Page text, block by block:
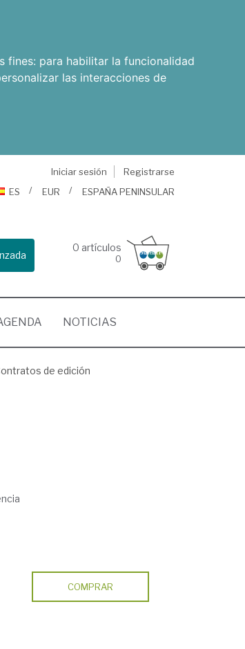
fines: para habilitar la funcionalidad
las interacciones de
Iniciar sesión
Registrarse
ES
EUR ESPAÑA PENINSULAR
0 artículos
0
NOTICIAS
de edición
COMPRAR